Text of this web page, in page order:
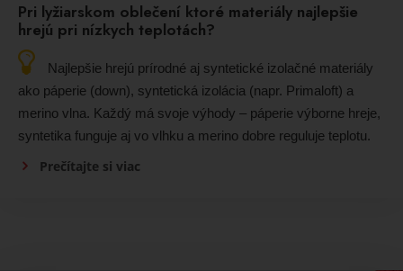
Pri lyžiarskom oblečení ktoré materiály najlepšie
hrejú pri nízkych teplotách?
Najlepšie hrejú prírodné aj syntetické izolačné materiály
ako páperie (down), syntetická izolácia (napr. Primaloft) a
merino vlna. Každý má svoje výhody – páperie výborne hreje,
syntetika funguje aj vo vlhku a merino dobre reguluje teplotu.
Prečítajte si viac